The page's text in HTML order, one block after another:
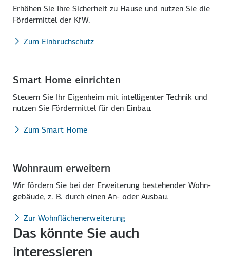
Erhöhen Sie Ihre Sicher­heit zu Hause und nutzen Sie die
Förder­mittel der KfW.
Zum Einbruchschutz
Smart Home einrichten
Steuern Sie Ihr Eigen­heim mit intelligenter Technik und
nutzen Sie Förder­mittel für den Einbau.
Zum Smart Home
Wohnraum erweitern
Wir fördern Sie bei der Er­weiterung bestehender Wohn­
gebäude, z. B. durch einen An- oder Ausbau.
Zur Wohnflächenerweiterung
Das könnte Sie auch
interessieren